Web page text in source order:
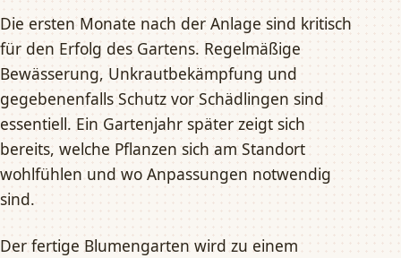
Die ersten Monate nach der Anlage sind kritisch
für den Erfolg des Gartens. Regelmäßige
Bewässerung, Unkrautbekämpfung und
gegebenenfalls Schutz vor Schädlingen sind
essentiell. Ein Gartenjahr später zeigt sich
bereits, welche Pflanzen sich am Standort
wohlfühlen und wo Anpassungen notwendig
sind.
Der fertige Blumengarten wird zu einem